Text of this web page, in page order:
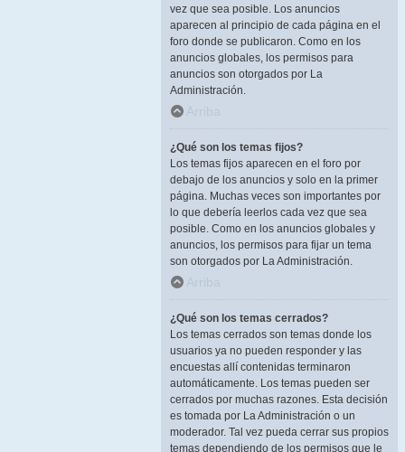
vez que sea posible. Los anuncios
aparecen al principio de cada página en el
foro donde se publicaron. Como en los
anuncios globales, los permisos para
anuncios son otorgados por La
Administración.
Arriba
¿Qué son los temas fijos?
Los temas fijos aparecen en el foro por
debajo de los anuncios y solo en la primer
página. Muchas veces son importantes por
lo que debería leerlos cada vez que sea
posible. Como en los anuncios globales y
anuncios, los permisos para fijar un tema
son otorgados por La Administración.
Arriba
¿Qué son los temas cerrados?
Los temas cerrados son temas donde los
usuarios ya no pueden responder y las
encuestas allí contenidas terminaron
automáticamente. Los temas pueden ser
cerrados por muchas razones. Esta decisión
es tomada por La Administración o un
moderador. Tal vez pueda cerrar sus propios
temas dependiendo de los permisos que le